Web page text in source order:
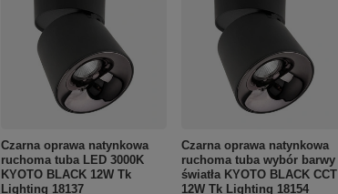
Czarna oprawa natynkowa
ruchoma tuba LED 3000K
KYOTO BLACK 12W Tk
Lighting 18137
Czarna oprawa natynkowa
ruchoma tuba wybór barwy
światła KYOTO BLACK CCT
12W Tk Lighting 18154